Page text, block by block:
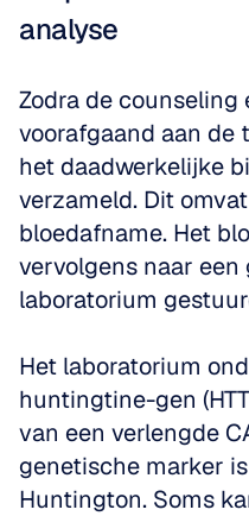
analyse
Zodra de counseling
voorafgaand aan de
het daadwerkelijke
verzameld. Dit
bloedafname. Het
vervolgens naar een
laboratorium
Het laboratorium
huntingtine-gen
van een verlengde
genetische marker
Huntington. Soms